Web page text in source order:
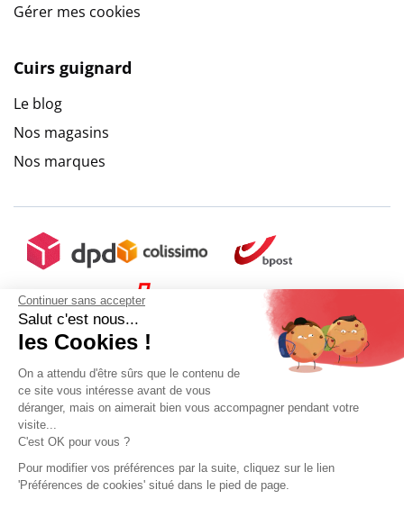
Continuer sans accepter
Salut c'est nous...
les Cookies !
On a attendu d'être sûrs que le contenu de
ce site vous intéresse avant de vous
déranger, mais on aimerait bien vous accompagner pendant votre
visite...
C'est OK pour vous ?
Pour modifier vos préférences par la suite, cliquez sur le lien
'Préférences de cookies' situé dans le pied de page.
Gérer mes cookies
Cuirs guignard
Le blog
Nos magasins
Nos marques